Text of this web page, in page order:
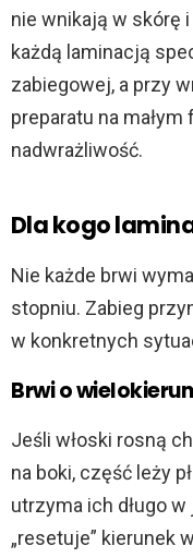
nie wnikają w skórę
każdą laminacją
zabiegowej, a przy
preparatu na
nadwrażliwość.
Dla kogo
Nie każde brwi
stopniu. Zabieg
w konkretnych
Brwi o
Jeśli włoski rosną
na boki, część leży
utrzyma ich długo
„resetuje” kierunek